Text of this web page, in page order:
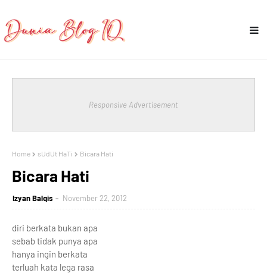
Responsive Advertisement
Home sUdUt HaTi Bicara Hati
Bicara Hati
Izyan Balqis November 22, 2012
diri berkata bukan apa
sebab tidak punya apa
hanya ingin berkata
terluah kata lega rasa